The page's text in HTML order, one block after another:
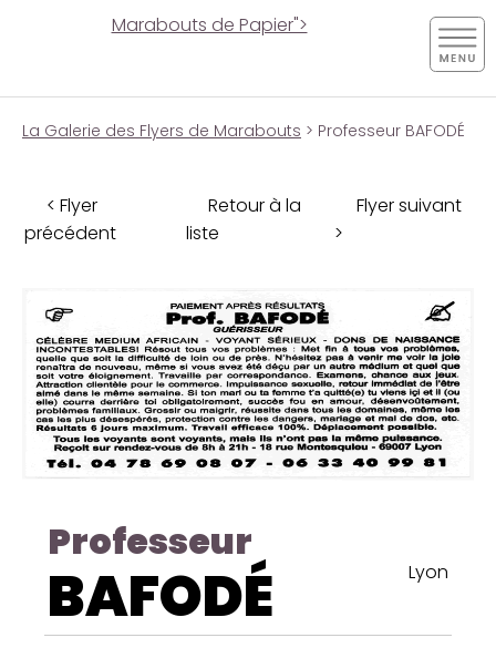
Marabouts de Papier">
La Galerie des Flyers de Marabouts > Professeur BAFODÉ
< Flyer
précédent
Retour à la
liste
Flyer suivant
>
Professeur
BAFODÉ Lyon